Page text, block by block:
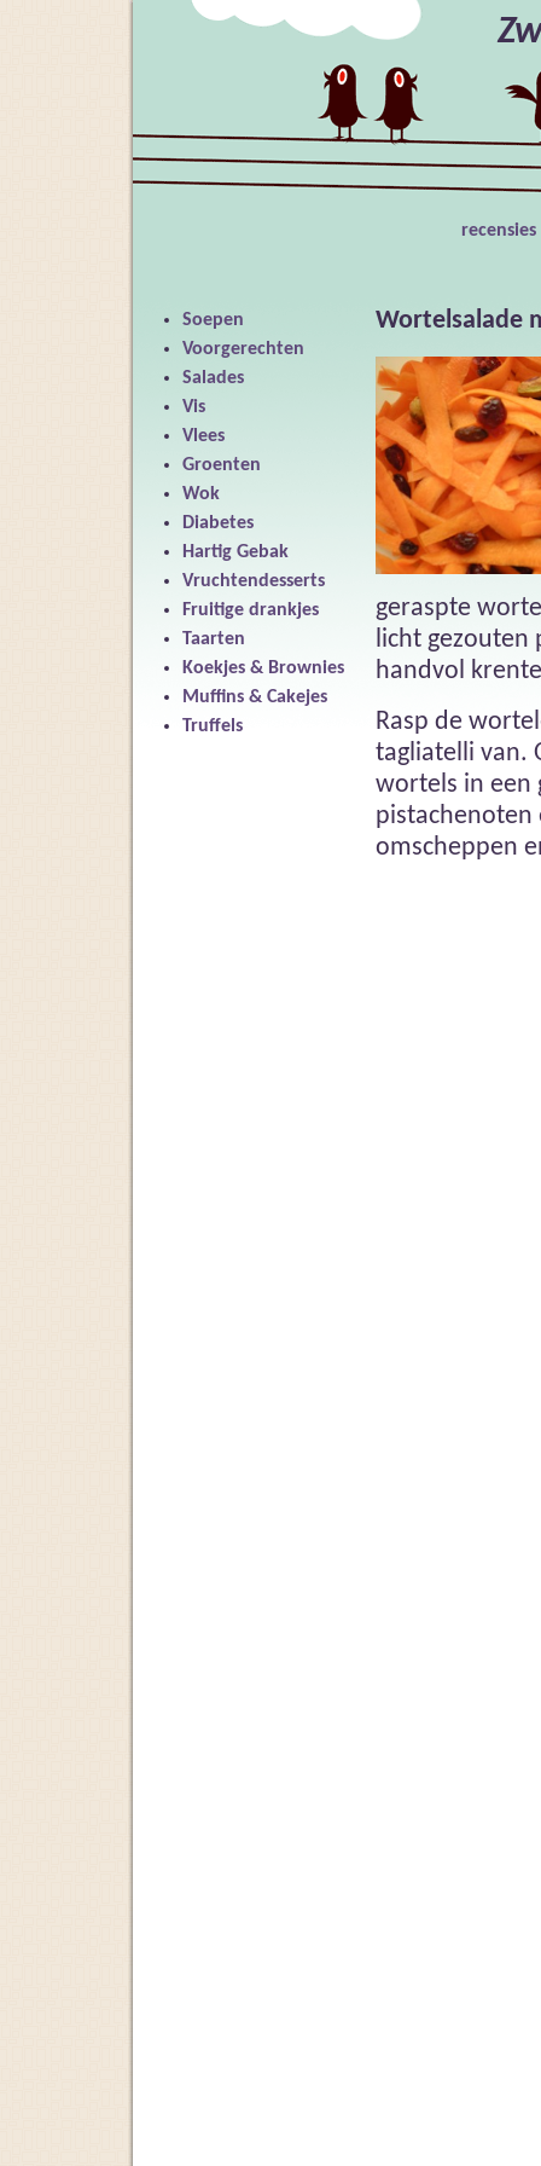
recensies
Wortelsalade
geraspte
licht gezouten
handvol
Rasp de
tagliatelli van.
wortels in een
pistachenoten
omscheppen
Soepen
Voorgerechten
Salades
Vis
Vlees
Groenten
Wok
Diabetes
Hartig Gebak
Vruchtendesserts
Fruitige drankjes
Taarten
Koekjes & Brownies
Muffins & Cakejes
Truffels